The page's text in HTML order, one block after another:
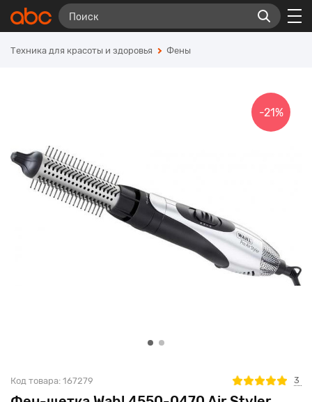
Техника для красоты и здоровья Фены
Код товара: 167279 3
-21%